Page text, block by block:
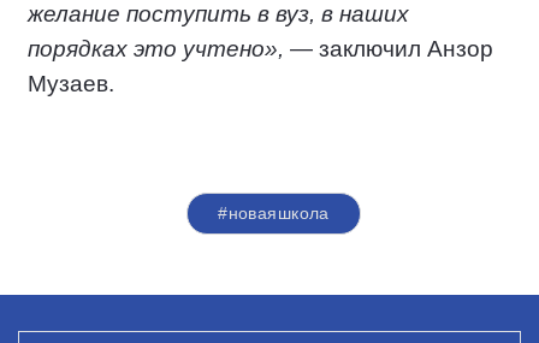
желание поступить в вуз, в наших
порядках это учтено», — заключил Анзор
Музаев.
#новаяшкола